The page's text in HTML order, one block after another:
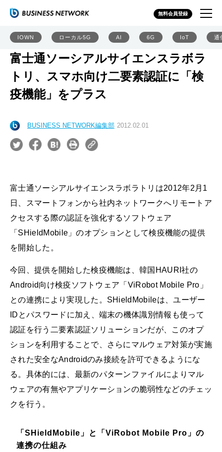
無料会員登録
IOWN ローカル5G AI 6G IoT 通
富士通ソーシアルサイエンスラボラ
トリ、スマホ向け二要素認証に「検
疫機能」をプラス
BUSINESS NETWORK編集部 2012.02.01
富士通ソーシアルサイエンスラボラトリは2012年2月1
日、スマートフォンから社内ネットワークへリモートア
クセスする際の認証を強化するソフトウェア
「SHieldMobile」のオプションとして検疫機能の提供
を開始した。
今回、提供を開始した検疫機能は、韓国HAURI社の
Android向け検疫ソフトウェア「ViRobot Mobile Pro」
との連携により実現した。SHieldMobileは、ユーザー
IDとパスワードに加え、端末の機体識別情報も使って
認証を行う二要素認証ソリューションだが、このオプ
ションを利用することで、さらにマルウェア対策が実施
された安全なAndroidのみ接続を許可できるようにな
る。具体的には、最新のパターンファイルによりマル
ウェアの有無やアプリケーションの脆弱性などのチェッ
クを行う。
「SHieldMobile」と「ViRobot Mobile Pro」の
連携の仕組み